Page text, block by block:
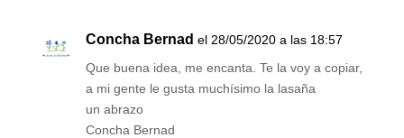
Concha Bernad el 28/05/2020 a las 18:57
Que buena idea, me encanta. Te la voy a copiar,
a mi gente le gusta muchísimo la lasaña
un abrazo
Concha Bernad